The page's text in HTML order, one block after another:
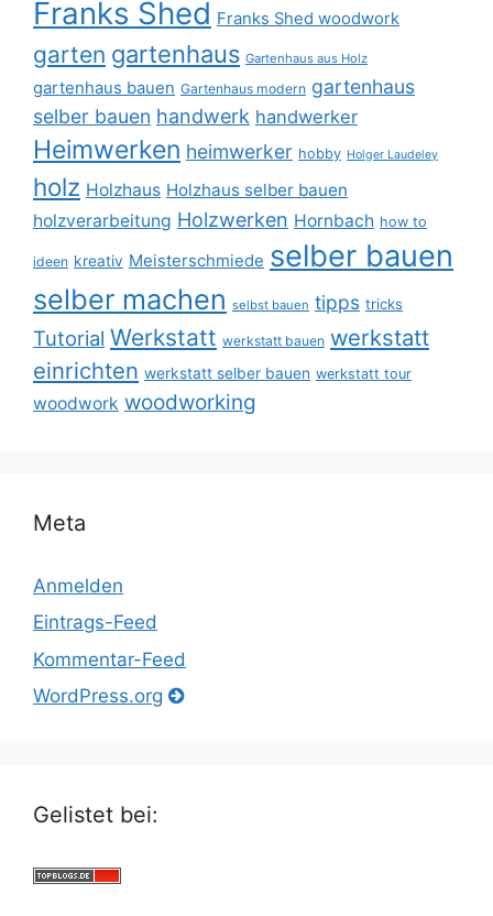
Franks Shed Franks Shed woodwork
garten gartenhaus Gartenhaus aus Holz
gartenhaus bauen Gartenhaus modern gartenhaus
selber bauen handwerk handwerker
Heimwerken heimwerker hobby Holger Laudeley
holz Holzhaus Holzhaus selber bauen
holzverarbeitung Holzwerken Hornbach how to
ideen kreativ Meisterschmiede selber bauen
selber machen selbst bauen tipps tricks
Tutorial Werkstatt werkstatt bauen werkstatt
einrichten werkstatt selber bauen werkstatt tour
woodwork woodworking
Meta
Anmelden
Eintrags-Feed
Kommentar-Feed
WordPress.org
Gelistet bei: